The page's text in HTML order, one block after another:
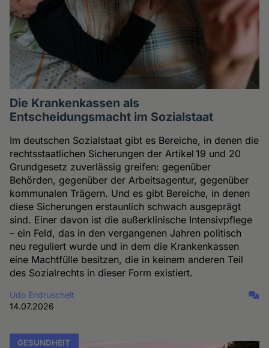
Die Krankenkassen als
Entscheidungsmacht im Sozialstaat
Im deutschen Sozialstaat gibt es Bereiche, in denen die
rechtsstaatlichen Sicherungen der Artikel 19 und 20
Grundgesetz zuverlässig greifen: gegenüber
Behörden, gegenüber der Arbeitsagentur, gegenüber
kommunalen Trägern. Und es gibt Bereiche, in denen
diese Sicherungen erstaunlich schwach ausgeprägt
sind. Einer davon ist die außerklinische Intensivpflege
– ein Feld, das in den vergangenen Jahren politisch
neu reguliert wurde und in dem die Krankenkassen
eine Machtfülle besitzen, die in keinem anderen Teil
des Sozialrechts in dieser Form existiert.
Udo Endruscheit
14.07.2026
GESUNDHEIT